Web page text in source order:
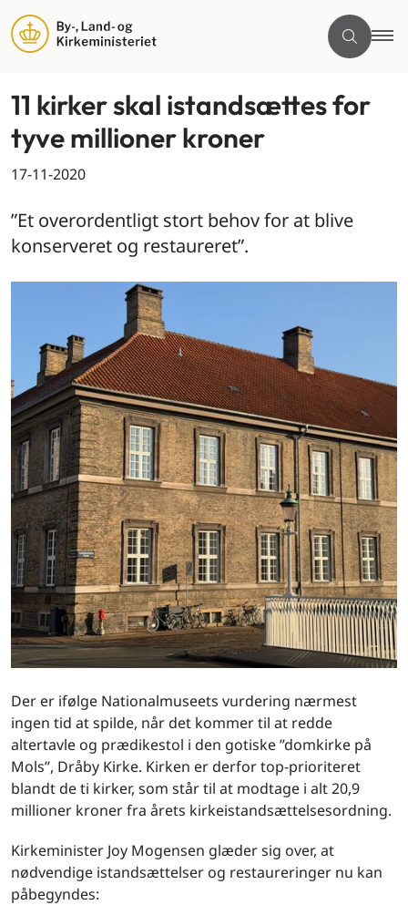
11 kirker skal istandsættes for
tyve millioner kroner
17-11-2020
”Et overordentligt stort behov for at blive
konserveret og restaureret”.
Der er ifølge Nationalmuseets vurdering nærmest
ingen tid at spilde, når det kommer til at redde
altertavle og prædikestol i den gotiske ”domkirke på
Mols”, Dråby Kirke. Kirken er derfor top-prioriteret
blandt de ti kirker, som står til at modtage i alt 20,9
millioner kroner fra årets kirkeistandsættelsesordning.
Kirkeminister Joy Mogensen glæder sig over, at
nødvendige istandsættelser og restaureringer nu kan
påbegyndes: